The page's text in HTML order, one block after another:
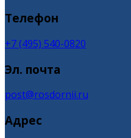
Телефон
+7 (495) 540-0820
Эл. почта
post@rosdornii.ru
Адрес